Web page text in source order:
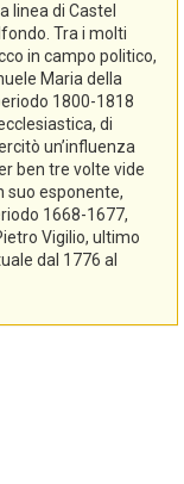
linea di Castel
Tra i molti
in campo politico,
Maria della
1800-1818
di
un’influenza
ben tre volte vide
suo esponente,
1668-1677,
Vigilio, ultimo
dal 1776 al